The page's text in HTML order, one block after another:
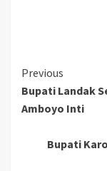
Continue
Reading
Previous
Bupati Landak
Amboyo Inti
Bupati